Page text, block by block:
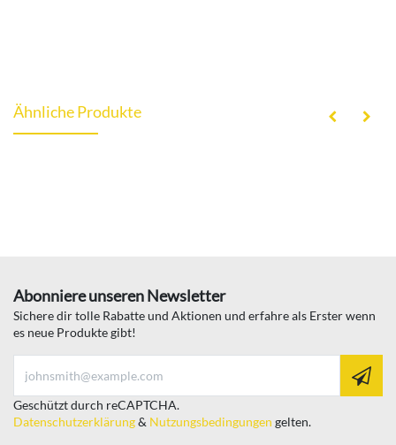
Ähnliche Produkte
Abonniere unseren Newsletter
Sichere dir tolle Rabatte und Aktionen und erfahre als Erster wenn
es neue Produkte gibt!
Geschützt durch reCAPTCHA.
Datenschutzerklärung& Nutzungsbedingungen gelten.